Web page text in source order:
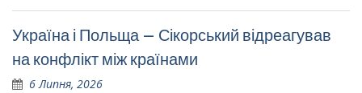
Україна і Польща – Сікорський відреагував
на конфлікт між країнами
6 Липня, 2026